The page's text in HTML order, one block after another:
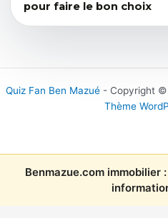
pour faire le bon choix
Quiz Fan Ben Mazué- Copyright ©
Thème
Benmazue.com immobilier